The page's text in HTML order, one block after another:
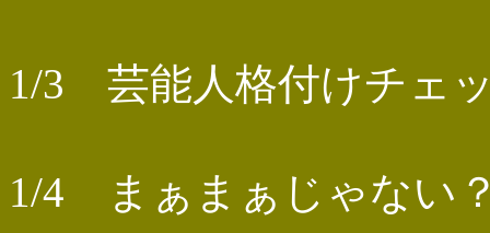
1/3 芸能人格付けチェッ
1/4 まぁまぁじゃない